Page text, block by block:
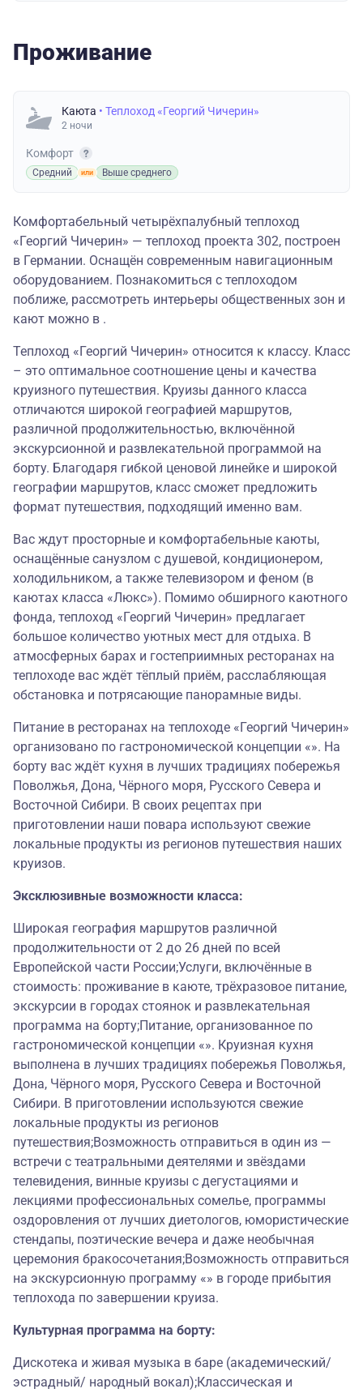
Проживание
Каюта • Теплоход «Георгий Чичерин»
2 ночи
Комфорт
Средний Выше среднего
Комфортабельный четырёхпалубный теплоход
«Георгий Чичерин» — теплоход проекта 302, построен
в Германии. Оснащён современным навигационным
оборудованием. Познакомиться с теплоходом
поближе, рассмотреть интерьеры общественных зон и
кают можно в .
Теплоход «Георгий Чичерин» относится к классу. Класс
– это оптимальное соотношение цены и качества
круизного путешествия. Круизы данного класса
отличаются широкой географией маршрутов,
различной продолжительностью, включённой
экскурсионной и развлекательной программой на
борту. Благодаря гибкой ценовой линейке и широкой
географии маршрутов, класс сможет предложить
формат путешествия, подходящий именно вам.
Вас ждут просторные и комфортабельные каюты,
оснащённые санузлом с душевой, кондиционером,
холодильником, а также телевизором и феном (в
каютах класса «Люкс»). Помимо обширного каютного
фонда, теплоход «Георгий Чичерин» предлагает
большое количество уютных мест для отдыха. В
атмосферных барах и гостеприимных ресторанах на
теплоходе вас ждёт тёплый приём, расслабляющая
обстановка и потрясающие панорамные виды.
Питание в ресторанах на теплоходе «Георгий Чичерин»
организовано по гастрономической концепции «». На
борту вас ждёт кухня в лучших традициях побережья
Поволжья, Дона, Чёрного моря, Русского Севера и
Восточной Сибири. В своих рецептах при
приготовлении наши повара используют свежие
локальные продукты из регионов путешествия наших
круизов.
Эксклюзивные возможности класса:
Широкая география маршрутов различной
продолжительности от 2 до 26 дней по всей
Европейской части России;Услуги, включённые в
стоимость: проживание в каюте, трёхразовое питание,
экскурсии в городах стоянок и развлекательная
программа на борту;Питание, организованное по
гастрономической концепции «». Круизная кухня
выполнена в лучших традициях побережья Поволжья,
Дона, Чёрного моря, Русского Севера и Восточной
Сибири. В приготовлении используются свежие
локальные продукты из регионов
путешествия;Возможность отправиться в один из —
встречи с театральными деятелями и звёздами
телевидения, винные круизы с дегустациями и
лекциями профессиональных сомелье, программы
оздоровления от лучших диетологов, юмористические
стендапы, поэтические вечера и даже необычная
церемония бракосочетания;Возможность отправиться
на экскурсионную программу «» в городе прибытия
теплохода по завершении круиза.
Культурная программа на борту:
Дискотека и живая музыка в баре (академический/
эстрадный/ народный вокал);Классическая и